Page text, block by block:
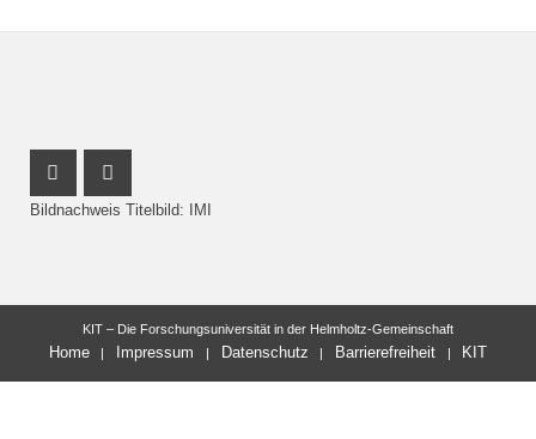
Youtube Profil
Facebook Profil
Bildnachweis Titelbild: IMI
KIT – Die Forschungsuniversität in der Helmholtz-Gemeinschaft
Home Impressum Datenschutz Barrierefreiheit KIT